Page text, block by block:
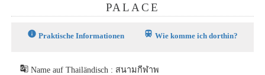
PALACE
info Praktische Informationen train Wie komme ich dorthin?
g_translate Name auf Thailändisch : สนามกีฬาพ